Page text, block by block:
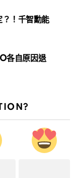
？！千智勳能
各自原因退